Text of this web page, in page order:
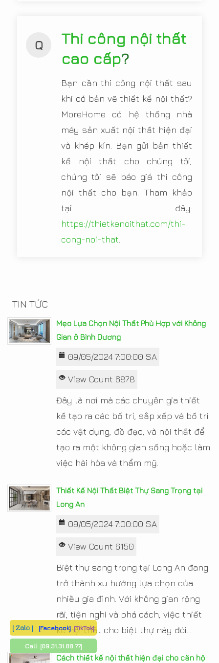
Q
Thi công nội thất
cao cấp?
Bạn cần thi công nội thất sau
khi có bản vẽ thiết kế nội thất?
MoreHome có hệ thống nhà
máy sản xuất nội thất hiện đại
và khép kín. Bạn gửi bản thiết
kế nội thất cho chúng tôi,
chúng tôi sẽ báo giá thi công
nội thất cho bạn. Tham khảo
tại đây:
https://thietkenoithat.com/thi-
cong-noi-that
TIN TỨC
Mẹo Lựa Chọn Nội Thất Phù Hợp với Không
Gian ở Bình Dương
09/05/2024 7:00:00 SA
View Count 6878
Đây là nơi mà các chuyên gia thiết
kế tạo ra các bố trí, sắp xếp và bố trí
các vật dụng, đồ đạc, và nội thất để
tạo ra một không gian sống hoặc làm
việc hài hòa và thẩm mỹ.
Thiết Kế Nội Thất Biệt Thự Sang Trọng tại
Long An
09/05/2024 7:00:00 SA
View Count 6150
Biệt thự sang trọng tại Long An đang
trở thành xu hướng lựa chọn của
nhiều gia đình. Với không gian rộng
rãi, tiện nghi và phá cách, việc thiết
kế nội thất cho biệt thự này đòi...
Cách thiết kế nội thất hiện đại cho căn hộ
[ Zalo ] [Facebook] [TikTok]
Call: [09.31.31.88.77]